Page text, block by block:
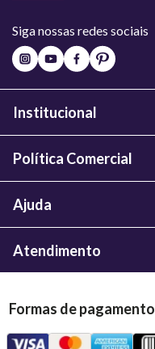
Siga nossas redes sociais
Institucional
Política Comercial
Ajuda
Atendimento
Formas de pagamento